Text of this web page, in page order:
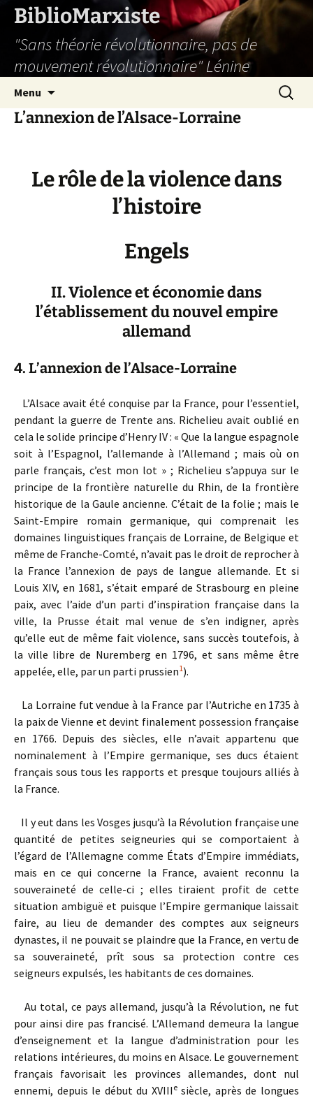
Aller
contenu
BiblioMarxiste
"Sans théorie révolutionnaire, pas de
mouvement révolutionnaire" Lénine
Menu
L’annexion de l’Alsace-Lorraine
Le rôle de la violence dans
l’histoire
Engels
II. Violence et économie dans
l’établissement du nouvel empire
allemand
4. L’annexion de l’Alsace-Lorraine
L’Alsace avait été conquise par la France, pour l’essentiel,
pendant la guerre de Trente ans. Richelieu avait oublié en
cela le solide principe d’Henry IV : « Que la langue espagnole
soit à l’Espagnol, l’allemande à l’Allemand ; mais où on
parle français, c’est mon lot » ; Richelieu s’appuya sur le
principe de la frontière naturelle du Rhin, de la frontière
historique de la Gaule ancienne. C’était de la folie ; mais le
Saint-Empire romain germanique, qui comprenait les
domaines linguistiques français de Lorraine, de Belgique et
même de Franche-Comté, n’avait pas le droit de reprocher à
la France l’annexion de pays de langue allemande. Et si
Louis XIV, en 1681, s’était emparé de Strasbourg en pleine
paix, avec l’aide d’un parti d’inspiration française dans la
ville, la Prusse était mal venue de s’en indigner, après
qu’elle eut de même fait violence, sans succès toutefois, à
la ville libre de Nuremberg en 1796, et sans même être
appelée, elle, par un parti prussien1).
La Lorraine fut vendue à la France par l’Autriche en 1735 à
la paix de Vienne et devint finalement possession française
en 1766. Depuis des siècles, elle n’avait appartenu que
nominalement à l’Empire germanique, ses ducs étaient
français sous tous les rapports et presque toujours alliés à
la France.
Il y eut dans les Vosges jusqu’à la Révolution française une
quantité de petites seigneuries qui se comportaient à
l’égard de l’Allemagne comme États d’Empire immédiats,
mais en ce qui concerne la France, avaient reconnu la
souveraineté de celle-ci ; elles tiraient profit de cette
situation ambiguë et puisque l’Empire germanique laissait
faire, au lieu de demander des comptes aux seigneurs
dynastes, il ne pouvait se plaindre que la France, en vertu de
sa souveraineté, prît sous sa protection contre ces
seigneurs expulsés, les habitants de ces domaines.
Au total, ce pays allemand, jusqu’à la Révolution, ne fut
pour ainsi dire pas francisé. L’Allemand demeura la langue
d’enseignement et la langue d’administration pour les
relations intérieures, du moins en Alsace. Le gouvernement
français favorisait les provinces allemandes, dont nul
ennemi, depuis le début du XVIII esiècle, après de longues